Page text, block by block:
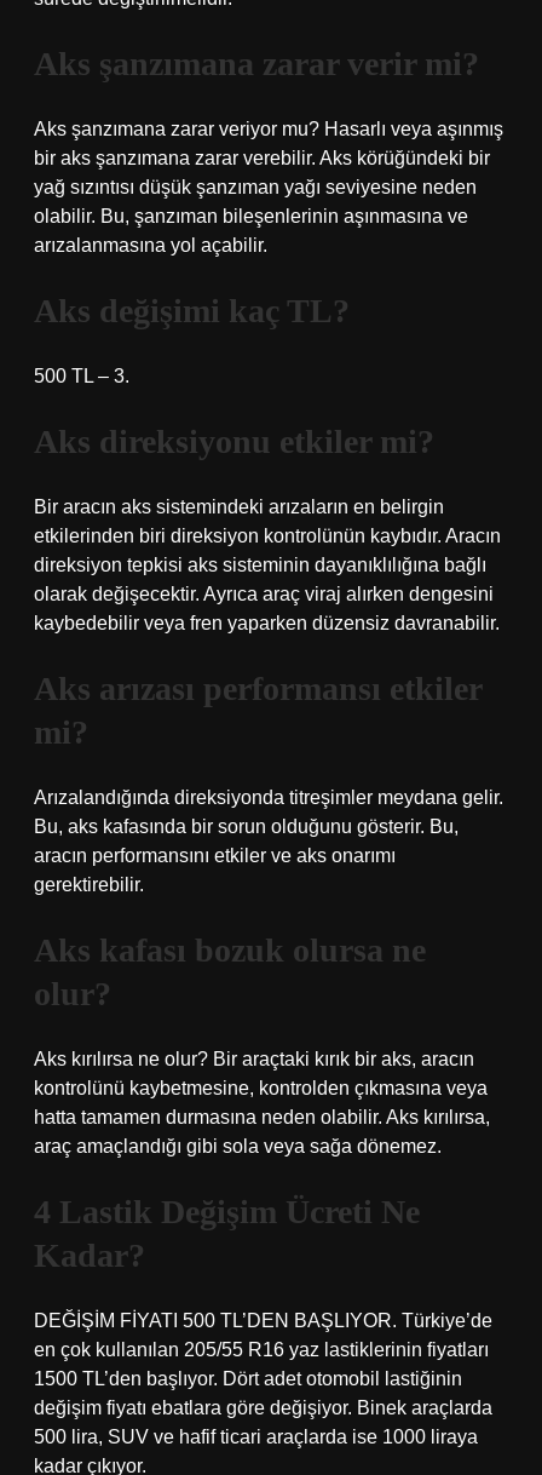
Aks şanzımana zarar verir mi?
Aks şanzımana zarar veriyor mu? Hasarlı veya aşınmış
bir aks şanzımana zarar verebilir. Aks körüğündeki bir
yağ sızıntısı düşük şanzıman yağı seviyesine neden
olabilir. Bu, şanzıman bileşenlerinin aşınmasına ve
arızalanmasına yol açabilir.
Aks değişimi kaç TL?
500 TL – 3.
Aks direksiyonu etkiler mi?
Bir aracın aks sistemindeki arızaların en belirgin
etkilerinden biri direksiyon kontrolünün kaybıdır. Aracın
direksiyon tepkisi aks sisteminin dayanıklılığına bağlı
olarak değişecektir. Ayrıca araç viraj alırken dengesini
kaybedebilir veya fren yaparken düzensiz davranabilir.
Aks arızası performansı etkiler
mi?
Arızalandığında direksiyonda titreşimler meydana gelir.
Bu, aks kafasında bir sorun olduğunu gösterir. Bu,
aracın performansını etkiler ve aks onarımı
gerektirebilir.
Aks kafası bozuk olursa ne
olur?
Aks kırılırsa ne olur? Bir araçtaki kırık bir aks, aracın
kontrolünü kaybetmesine, kontrolden çıkmasına veya
hatta tamamen durmasına neden olabilir. Aks kırılırsa,
araç amaçlandığı gibi sola veya sağa dönemez.
4 Lastik Değişim Ücreti Ne
Kadar?
DEĞİŞİM FİYATI 500 TL’DEN BAŞLIYOR. Türkiye’de
en çok kullanılan 205/55 R16 yaz lastiklerinin fiyatları
1500 TL’den başlıyor. Dört adet otomobil lastiğinin
değişim fiyatı ebatlara göre değişiyor. Binek araçlarda
500 lira, SUV ve hafif ticari araçlarda ise 1000 liraya
kadar çıkıyor.